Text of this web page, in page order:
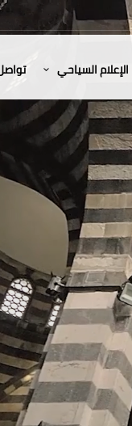
الإعلام السياحي